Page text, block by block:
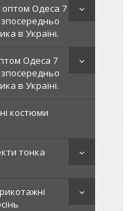
оптом Одеса 7
в Україні.
Одеса 7
в Україні.
костюми
тонка